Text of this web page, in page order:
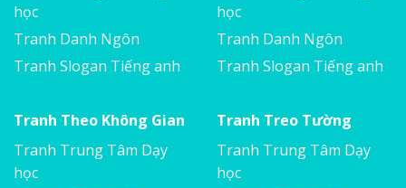
học
Tranh Danh Ngôn
Tranh Slogan Tiếng anh
học
Tranh Danh Ngôn
Tranh Slogan Tiếng anh
Tranh Theo Không Gian
Tranh Trung Tâm Dạy
học
Tranh Treo Tường
Tranh Trung Tâm Dạy
học